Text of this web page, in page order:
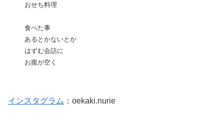
おせち料理
食べた事
あるとかないとか
はずむ会話に
お腹が空く
インスタグラム ：oekaki.nurie